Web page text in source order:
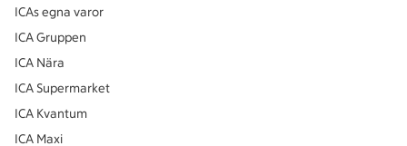
ICAs egna varor
ICA Gruppen
ICA Nära
ICA Supermarket
ICA Kvantum
ICA Maxi